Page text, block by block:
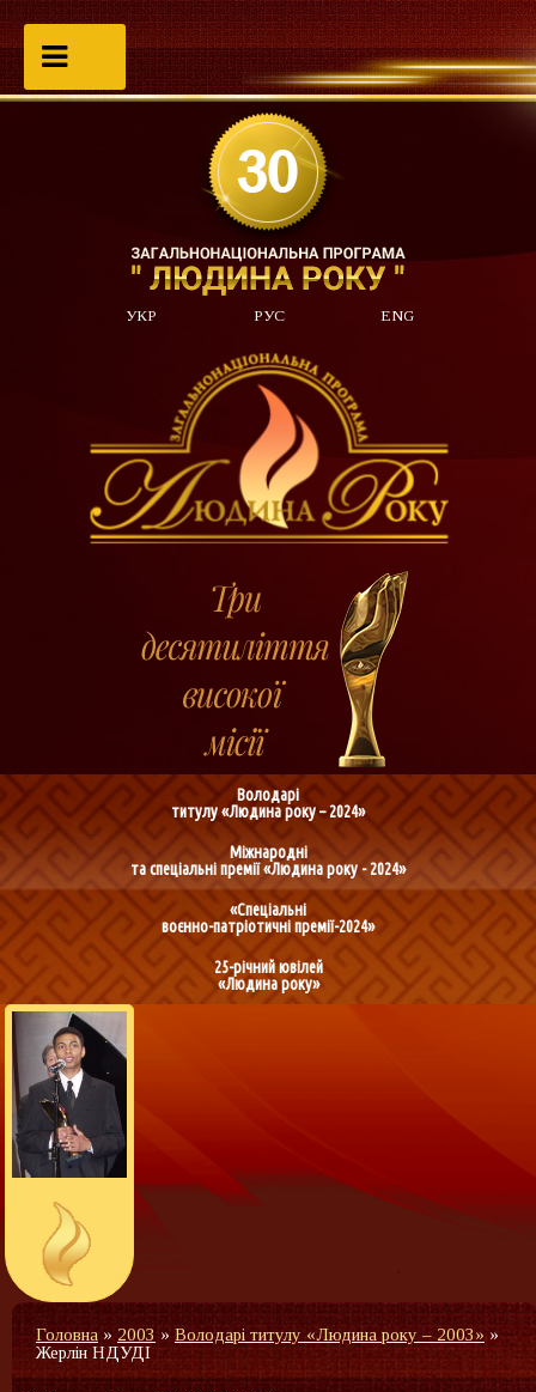
УКР РУС ENG
Володарі
титулу «Людина року – 2024»
Міжнародні
та спеціальні премії «Людина року - 2024»
«Спеціальні
воєнно-патріотичні премії-2024»
25-річний ювілей
«Людина року»
Головна »2003»Володарі титулу «Людина року – 2003»»
Жерлін НДУДІ